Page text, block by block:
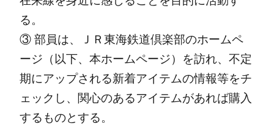
る。
③ 部員は、ＪＲ東海鉄道倶楽部のホームペ
ージ（以下、本ホームページ）を訪れ、不定
期にアップされる新着アイテムの情報等をチ
ェックし、関心のあるアイテムがあれば購入
するものとする。